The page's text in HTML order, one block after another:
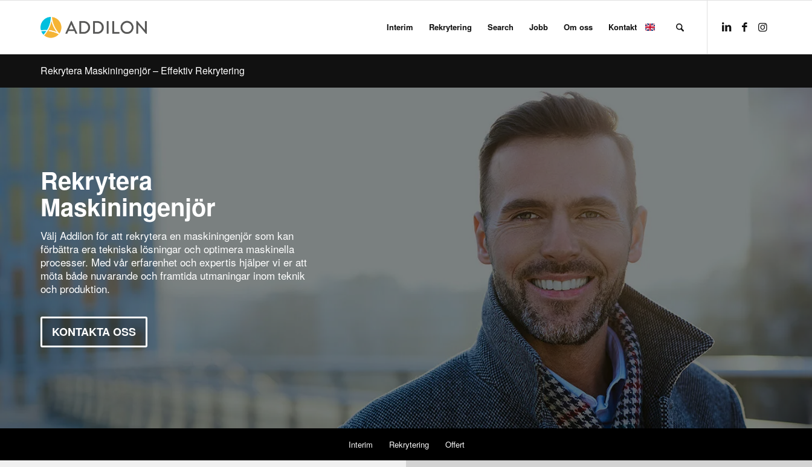
Interim Rekrytering Search Jobb Om oss Kontakt
Rekrytera Maskiningenjör – Effektiv Rekrytering
Rekrytera
Maskiningenjör
Välj Addilon för att rekrytera en maskiningenjör som kan
förbättra era tekniska lösningar och optimera maskinella
processer. Med vår erfarenhet och expertis hjälper vi er att
möta både nuvarande och framtida utmaningar inom teknik
och produktion.
KONTAKTA OSS
Interim Rekrytering Offert